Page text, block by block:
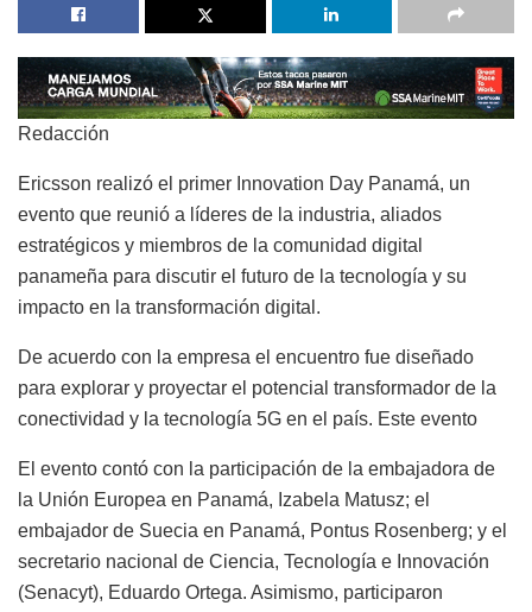
Redacción
Ericsson realizó el primer Innovation Day Panamá, un
evento que reunió a líderes de la industria, aliados
estratégicos y miembros de la comunidad digital
panameña para discutir el futuro de la tecnología y su
impacto en la transformación digital.
De acuerdo con la empresa el encuentro fue diseñado
para explorar y proyectar el potencial transformador de la
conectividad y la tecnología 5G en el país. Este evento
El evento contó con la participación de la embajadora de
la Unión Europea en Panamá, Izabela Matusz; el
embajador de Suecia en Panamá, Pontus Rosenberg; y el
secretario nacional de Ciencia, Tecnología e Innovación
(Senacyt), Eduardo Ortega. Asimismo, participaron